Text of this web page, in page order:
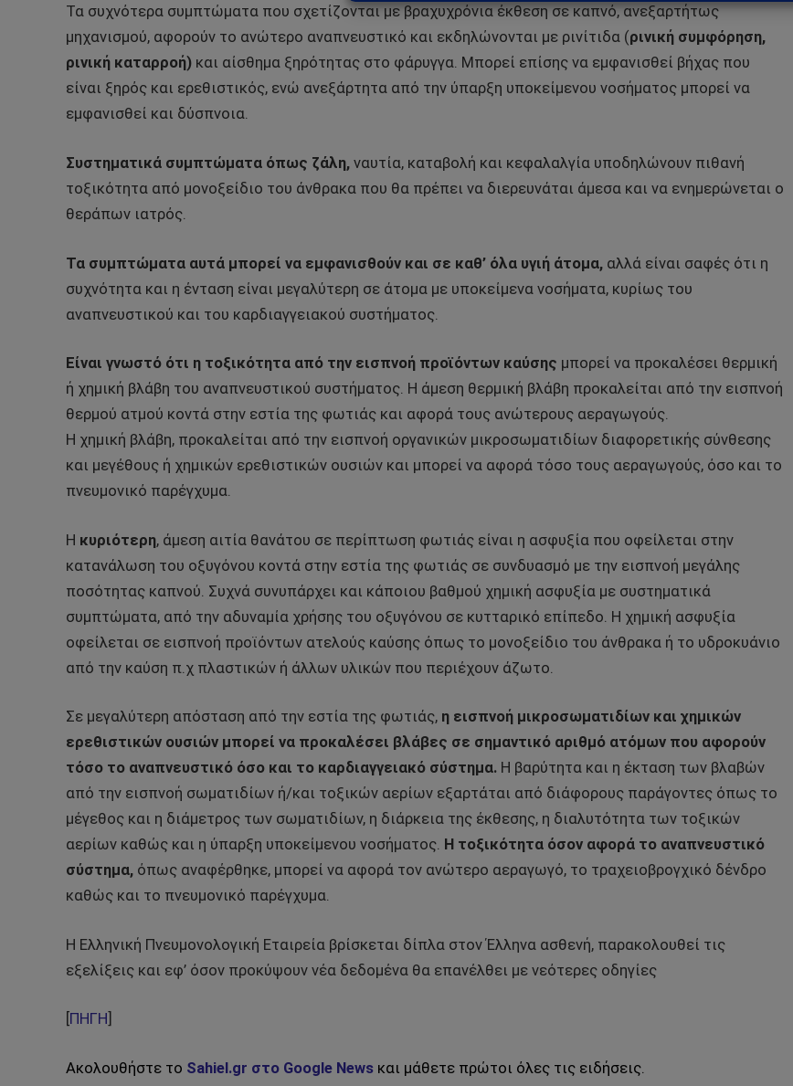
Τα συχνότερα συμπτώματα που σχετίζονται με βραχυχρόνια έκθεση σε καπνό, ανεξαρτήτως
μηχανισμού, αφορούν το ανώτερο αναπνευστικό και εκδηλώνονται με ρινίτιδα (ρινική συμφόρηση,
ρινική καταρροή) και αίσθημα ξηρότητας στο φάρυγγα. Μπορεί επίσης να εμφανισθεί βήχας που
είναι ξηρός και ερεθιστικός, ενώ ανεξάρτητα από την ύπαρξη υποκείμενου νοσήματος μπορεί να
εμφανισθεί και δύσπνοια.
Συστηματικά συμπτώματα όπως ζάλη, ναυτία, καταβολή και κεφαλαλγία υποδηλώνουν πιθανή
τοξικότητα από μονοξείδιο του άνθρακα που θα πρέπει να διερευνάται άμεσα και να ενημερώνεται ο
θεράπων ιατρός.
Τα συμπτώματα αυτά μπορεί να εμφανισθούν και σε καθ’ όλα υγιή άτομα, αλλά είναι σαφές ότι η
συχνότητα και η ένταση είναι μεγαλύτερη σε άτομα με υποκείμενα νοσήματα, κυρίως του
αναπνευστικού και του καρδιαγγειακού συστήματος.
Είναι γνωστό ότι η τοξικότητα από την εισπνοή προϊόντων καύσης μπορεί να προκαλέσει θερμική
ή χημική βλάβη του αναπνευστικού συστήματος. Η άμεση θερμική βλάβη προκαλείται από την εισπνοή
θερμού ατμού κοντά στην εστία της φωτιάς και αφορά τους ανώτερους αεραγωγούς.
Η χημική βλάβη, προκαλείται από την εισπνοή οργανικών μικροσωματιδίων διαφορετικής σύνθεσης
και μεγέθους ή χημικών ερεθιστικών ουσιών και μπορεί να αφορά τόσο τους αεραγωγούς, όσο και το
πνευμονικό παρέγχυμα.
Η κυριότερη, άμεση αιτία θανάτου σε περίπτωση φωτιάς είναι η ασφυξία που οφείλεται στην
κατανάλωση του οξυγόνου κοντά στην εστία της φωτιάς σε συνδυασμό με την εισπνοή μεγάλης
ποσότητας καπνού. Συχνά συνυπάρχει και κάποιου βαθμού χημική ασφυξία με συστηματικά
συμπτώματα, από την αδυναμία χρήσης του οξυγόνου σε κυτταρικό επίπεδο. Η χημική ασφυξία
οφείλεται σε εισπνοή προϊόντων ατελούς καύσης όπως το μονοξείδιο του άνθρακα ή το υδροκυάνιο
από την καύση π.χ πλαστικών ή άλλων υλικών που περιέχουν άζωτο.
Σε μεγαλύτερη απόσταση από την εστία της φωτιάς, η εισπνοή μικροσωματιδίων και χημικών
ερεθιστικών ουσιών μπορεί να προκαλέσει βλάβες σε σημαντικό αριθμό ατόμων που αφορούν
τόσο το αναπνευστικό όσο και το καρδιαγγειακό σύστημα. Η βαρύτητα και η έκταση των βλαβών
από την εισπνοή σωματιδίων ή/και τοξικών αερίων εξαρτάται από διάφορους παράγοντες όπως το
μέγεθος και η διάμετρος των σωματιδίων, η διάρκεια της έκθεσης, η διαλυτότητα των τοξικών
αερίων καθώς και η ύπαρξη υποκείμενου νοσήματος. Η τοξικότητα όσον αφορά το αναπνευστικό
σύστημα, όπως αναφέρθηκε, μπορεί να αφορά τον ανώτερο αεραγωγό, το τραχειοβρογχικό δένδρο
καθώς και το πνευμονικό παρέγχυμα.
Η Ελληνική Πνευμονολογική Εταιρεία βρίσκεται δίπλα στον Έλληνα ασθενή, παρακολουθεί τις
εξελίξεις και εφ’ όσον προκύψουν νέα δεδομένα θα επανέλθει με νεότερες οδηγίες
ΠΗΓΗ
Ακολουθήστε το Sahiel.gr στο Google News και μάθετε πρώτοι όλες τις ειδήσεις.